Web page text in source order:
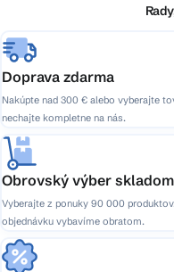
e
Doprava zdarma
Nakúpte nad 300 € alebo vyberajte
nechajte kompletne na nás.
Obrovský výber skladom
Vyberajte z ponuky 90 000
objednávku vybavíme obratom.